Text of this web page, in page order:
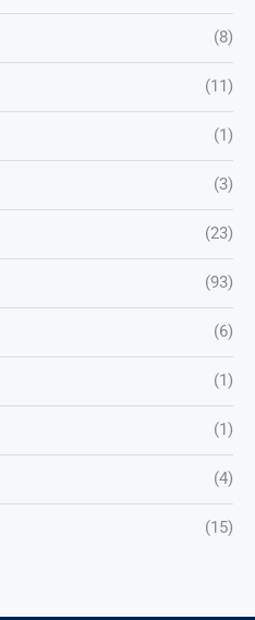
(8)
(11)
(1)
(3)
(23)
(93)
(6)
(1)
(1)
(4)
(15)